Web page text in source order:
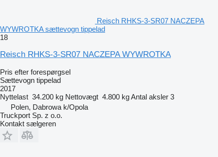
Reisch RHKS-3-SR07 NACZEPA
WYWROTKA sættevogn tippelad
18
Reisch RHKS-3-SR07 NACZEPA WYWROTKA
Pris efter forespørgsel
Sættevogn tippelad
2017
Nyttelast 34.200 kg Nettovægt 4.800 kgAntal aksler 3
Polen, Dabrowa k/Opola
Truckport Sp. z o.o.
Kontakt sælgeren